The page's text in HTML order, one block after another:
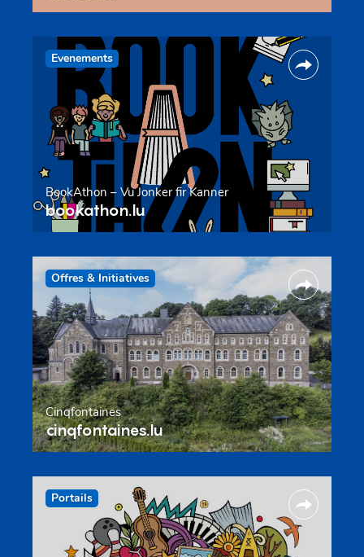
Evenements
BookAthon – Vu Jonker fir Kanner
bookathon.lu
Offres & Initiatives
Cinqfontaines
cinqfontaines.lu
Portails